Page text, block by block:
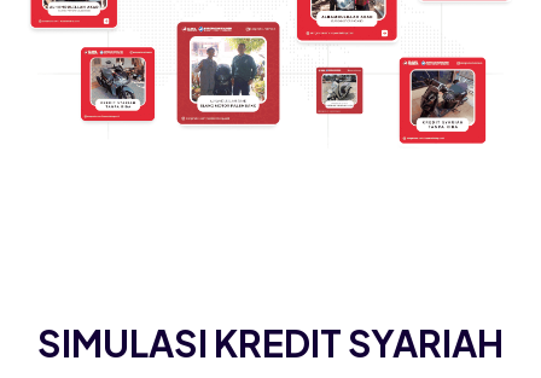
SIMULASI KREDIT SYARIAH